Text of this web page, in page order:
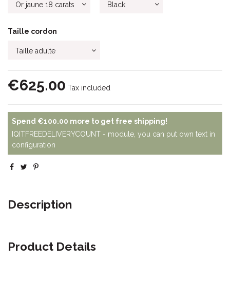
Taille cordon
€625.00 Tax included
Spend €100.00 more to get free shipping!
IQITFREEDELIVERYCOUNT - module, you can put own text in
configuration
Description
Product Details